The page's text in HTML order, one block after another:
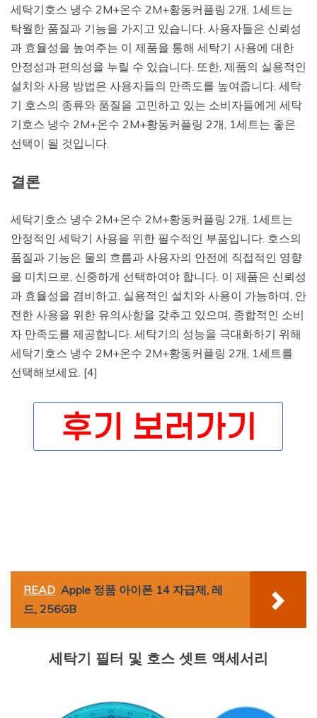
세탁기호스 냉수 2M+온수 2M+황동커플링 2개, 1세트는
탁월한 품질과 기능을 가지고 있습니다. 사용자들은 신뢰성
과 효율성을 높여주는 이 제품을 통해 세탁기 사용에 대한
안정성과 편의성을 누릴 수 있습니다. 또한, 제품의 실용적인
설치와 사용 방법은 사용자들의 만족도를 높여줍니다. 세탁
기 호스의 종류와 품질을 고민하고 있는 소비자들에게 세탁
기호스 냉수 2M+온수 2M+황동커플링 2개, 1세트는 좋은
선택이 될 것입니다.
결론
세탁기호스 냉수 2M+온수 2M+황동커플링 2개, 1세트는
안정적인 세탁기 사용을 위한 필수적인 부품입니다. 호스의
품질과 기능은 물의 흐름과 사용자의 안전에 직접적인 영향
을 미치므로, 신중하게 선택하여야 합니다. 이 제품은 신뢰성
과 효율성을 겸비하고, 실용적인 설치와 사용이 가능하며, 안
전한 사용을 위한 유의사항을 갖추고 있으며, 종합적인 소비
자 만족도를 제공합니다. 세탁기의 성능을 극대화하기 위해
세탁기호스 냉수 2M+온수 2M+황동커플링 2개, 1세트를
선택해보세요. [4]
READ Apple 정품 아이폰 14 자급제, 레
드, 256GB
세탁기 필터 및 호스 셋트 액세서리